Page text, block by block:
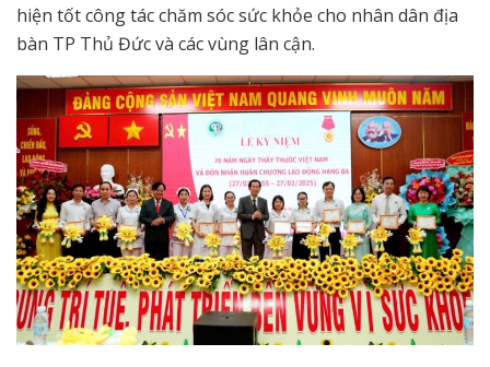
hiện tốt công tác chăm sóc sức khỏe cho nhân dân địa
bàn TP Thủ Đức và các vùng lân cận.